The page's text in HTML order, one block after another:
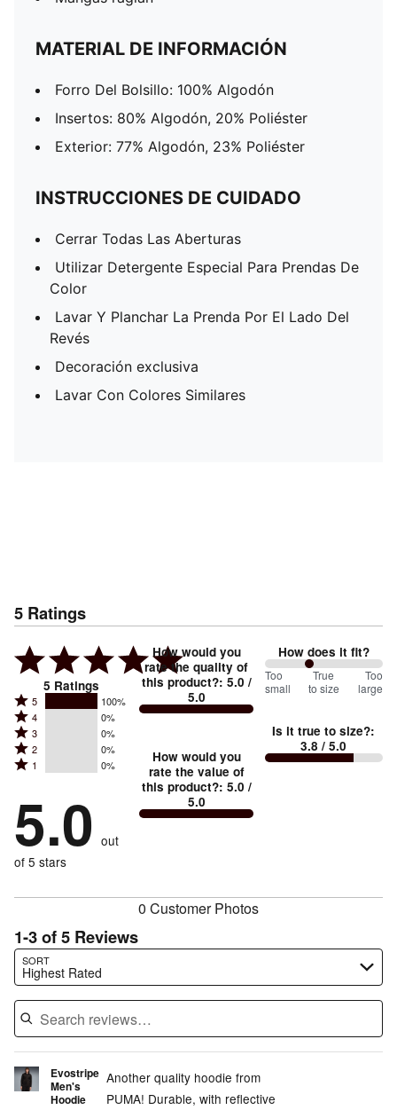
MATERIAL DE INFORMACIÓN
Forro Del Bolsillo: 100% Algodón
Insertos: 80% Algodón, 20% Poliéster
Exterior: 77% Algodón, 23% Poliéster
INSTRUCCIONES DE CUIDADO
Cerrar Todas Las Aberturas
Utilizar Detergente Especial Para Prendas De
Color
Lavar Y Planchar La Prenda Por El Lado Del
Revés
Decoración exclusiva
Lavar Con Colores Similares
5 Ratings
5 Ratings
Rated
5
stars
by
of
reviewers
5 100%
Rated
4
stars
by
of
reviewers
4 0%
Rated
3
stars
0%
of
reviewers
3 0%
Rated
2
by
0%
of
reviewers
2 0%
Rated
stars
by
0%
of
1 0%
5.0 out
of 5 stars
How would you
rate the quality of
this product?: 5.0 /
5.0
How would you
rate the value of
this product?: 5.0 /
5.0
How does it fit?
75%
between
small
and
Too
small
True
to size
Too
large
Is it true to size?:
3.8 / 5.0
0 Customer Photos
1-3 of 5 Reviews
SORT
Highest Rated
Search reviews…
Evostripe
Men's
Hoodie
Another quality hoodie from
PUMA! Durable, with reflective